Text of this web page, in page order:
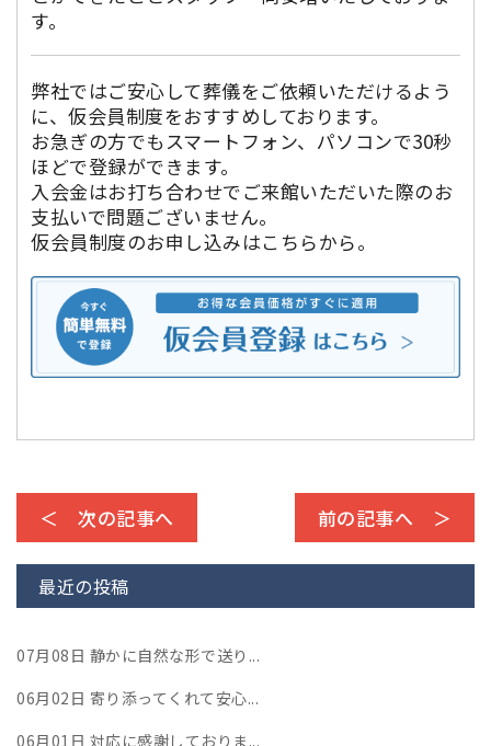
す。
弊社ではご安心して葬儀をご依頼いただけるよう
に、仮会員制度をおすすめしております。
お急ぎの方でもスマートフォン、パソコンで30秒
ほどで登録ができます。
入会金はお打ち合わせでご来館いただいた際のお
支払いで問題ございません。
仮会員制度のお申し込みはこちらから。
＜ 次の記事へ 前の記事へ ＞
最近の投稿
07月08日 静かに自然な形で送り...
06月02日 寄り添ってくれて安心...
06月01日 対応に感謝しておりま...